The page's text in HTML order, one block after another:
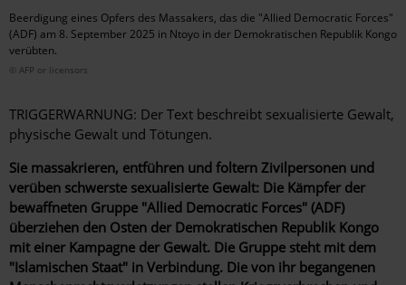
Beerdigung eines Opfers des Massakers, das die "Allied Democratic Forces"
(ADF) am 8. September 2025 in Ntoyo in der Demokratischen Republik Kongo
verübten.
© AFP or licensors
TRIGGERWARNUNG: Der Text beschreibt sexualisierte Gewalt,
physische Gewalt und Tötungen.
Sie massakrieren, entführen und foltern Zivilpersonen und
verüben schwerste sexualisierte Gewalt: Die Kämpfer der
bewaffneten Gruppe "Allied Democratic Forces" (ADF)
überziehen den Osten der Demokratischen Republik Kongo
mit einer Kampagne der Gewalt. Die Gruppe steht mit dem
"Islamischen Staat" in Verbindung. Die von ihr begangenen